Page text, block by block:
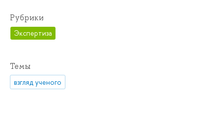
Рубрики
Экспертиза
Темы
взгляд ученого